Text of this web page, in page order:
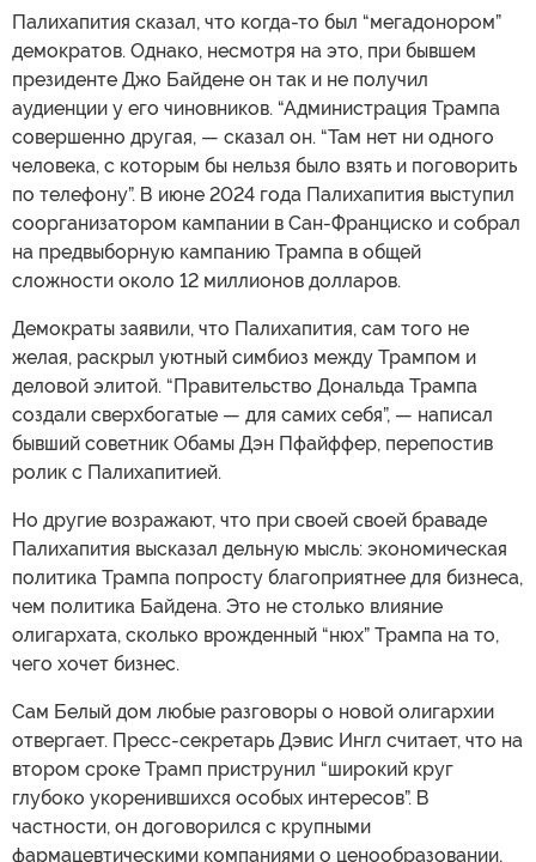
Палихапития сказал, что когда-то был “мегадонором”
демократов. Однако, несмотря на это, при бывшем
президенте Джо Байдене он так и не получил
аудиенции у его чиновников. “Администрация Трампа
совершенно другая, — сказал он. “Там нет ни одного
человека, с которым бы нельзя было взять и поговорить
по телефону”. В июне 2024 года Палихапития выступил
соорганизатором кампании в Сан-Франциско и собрал
на предвыборную кампанию Трампа в общей
сложности около 12 миллионов долларов.
Демократы заявили, что Палихапития, сам того не
желая, раскрыл уютный симбиоз между Трампом и
деловой элитой. “Правительство Дональда Трампа
создали сверхбогатые — для самих себя”, — написал
бывший советник Обамы Дэн Пфайффер, перепостив
ролик с Палихапитией.
Но другие возражают, что при своей своей браваде
Палихапития высказал дельную мысль: экономическая
политика Трампа попросту благоприятнее для бизнеса,
чем политика Байдена. Это не столько влияние
олигархата, сколько врожденный “нюх” Трампа на то,
чего хочет бизнес.
Сам Белый дом любые разговоры о новой олигархии
отвергает. Пресс-секретарь Дэвис Ингл считает, что на
втором сроке Трамп приструнил “широкий круг
глубоко укоренившихся особых интересов”. В
частности, он договорился с крупными
фармацевтическими компаниями о ценообразовании,